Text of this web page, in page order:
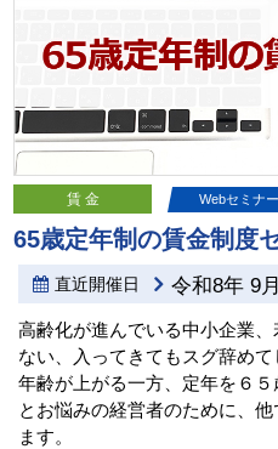
賃 金 Webセミナー
65歳定年制の賃金制度
直近開催日 令和8年 9
高齢化が進んでいる中小企業
ない、入ってきてもスグ辞め
年齢が上がる一方、定年を６
とお悩みの経営者のために、
ます。